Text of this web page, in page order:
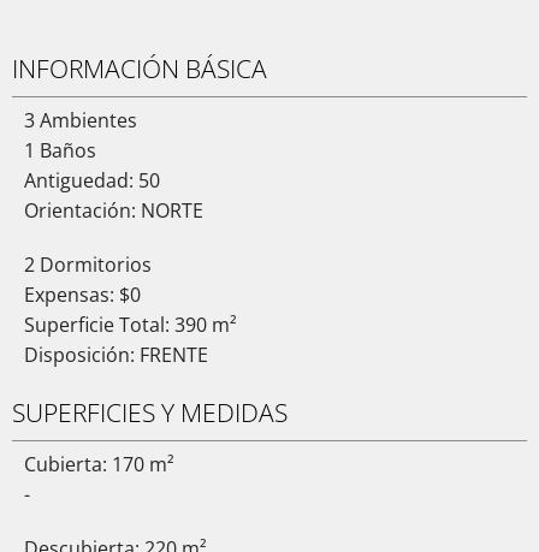
INFORMACIÓN BÁSICA
3 Ambientes
1 Baños
Antiguedad: 50
Orientación: NORTE
2 Dormitorios
Expensas: $0
Superficie Total: 390 m²
Disposición: FRENTE
SUPERFICIES Y MEDIDAS
Cubierta: 170 m²
-